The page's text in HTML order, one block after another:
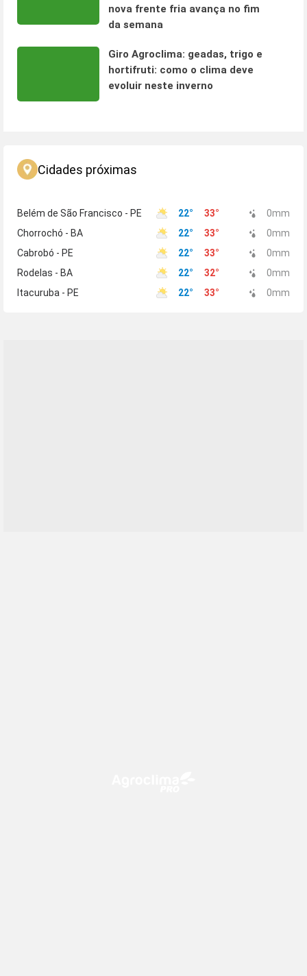
nova frente fria avança no fim
da semana
Giro Agroclima: geadas, trigo e
hortifruti: como o clima deve
evoluir neste inverno
Cidades próximas
Belém de São Francisco - PE 22° 33° 0mm
Chorrochó - BA
22° 33° 0mm
Cabrobó - PE
22° 33° 0mm
Rodelas - BA
22° 32° 0mm
Itacuruba - PE
22° 33° 0mm